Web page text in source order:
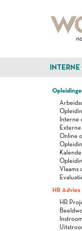
Interne
Online
Vlaams
HR Advies
HR
Instroom